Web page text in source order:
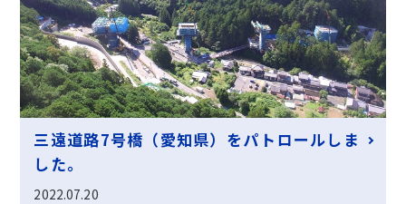
三遠道路7号橋（愛知県）をパトロールしま
した。
2022.07.20